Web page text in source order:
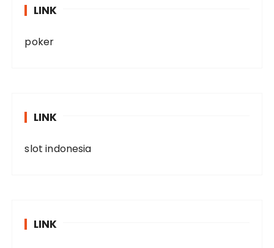
LINK
poker
LINK
slot indonesia
LINK